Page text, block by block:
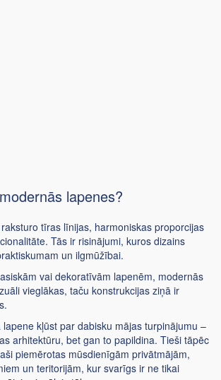
lapenes?
tīras līnijas, harmoniskas proporcijas
Tās ir risinājumi, kuros dizains
un ilgmūžībai.
vai dekoratīvām lapenēm, modernās
vieglākas, taču konstrukcijas ziņā ir
kļūst par dabisku mājas turpinājumu –
arhitektūru, bet gan to papildina. Tieši tāpēc
piemērotas mūsdienīgām privātmājām,
un teritorijām, kur svarīgs ir ne tikai